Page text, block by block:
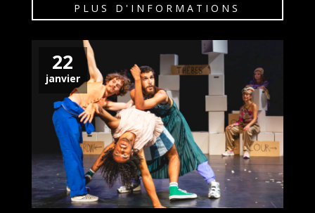
PLUS D'INFORMATIONS
22
janvier